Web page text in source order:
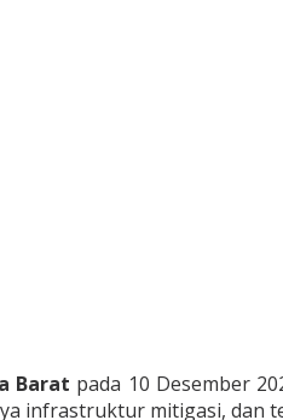
Barat pada 10 Desember
infrastruktur mitigasi, dan